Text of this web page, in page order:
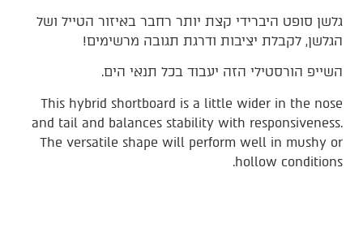
גלשן סופט היברידי קצת יותר רחבר באיזור הטייל ושל
הגלשן, לקבלת יציבות ודרגת תגובה מרשימים!
השייפ הורסטילי הזה יעבוד בכל תנאי הים.
This hybrid shortboard is a little wider in the nose
and tail and balances stability with responsiveness.
The versatile shape will perform well in mushy or
hollow conditions.